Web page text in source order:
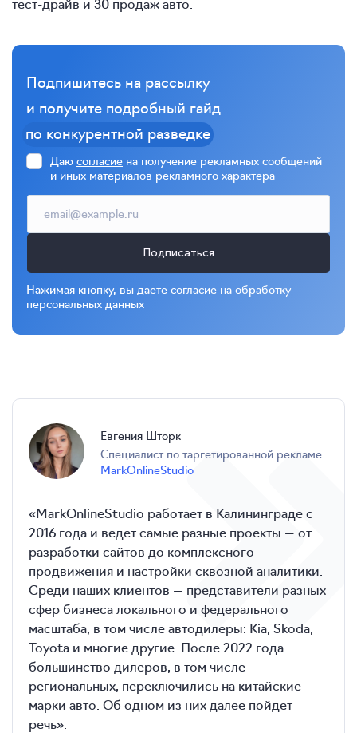
Подпишитесь на рассылку
и получите подробный гайд
по конкурентной разведке
Даю согласие на получение рекламных сообщений
и иных материалов рекламного характера
Подписаться
Нажимая кнопку, вы даете согласие на обработку
персональных данных
Евгения Шторк
специалист по таргетированной рекламе
MarkOnlineStudio
«MarkOnlineStudio работает в Калининграде с
2016 года и ведет самые разные проекты — от
разработки сайтов до комплексного
продвижения и настройки сквозной аналитики.
Среди наших клиентов — представители разных
сфер бизнеса локального и федерального
масштаба, в том числе автодилеры: Kia, Skoda,
Toyota и многие другие. После 2022 года
большинство дилеров, в том числе
региональных, переключились на китайские
марки авто. Об одном из них далее пойдет
речь».